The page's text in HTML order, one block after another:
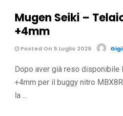
Mugen Seiki –
+4mm
Posted On 5 Luglio 2026 Gigi
Dopo aver già reso disponibile
+4mm per il buggy nitro
la …